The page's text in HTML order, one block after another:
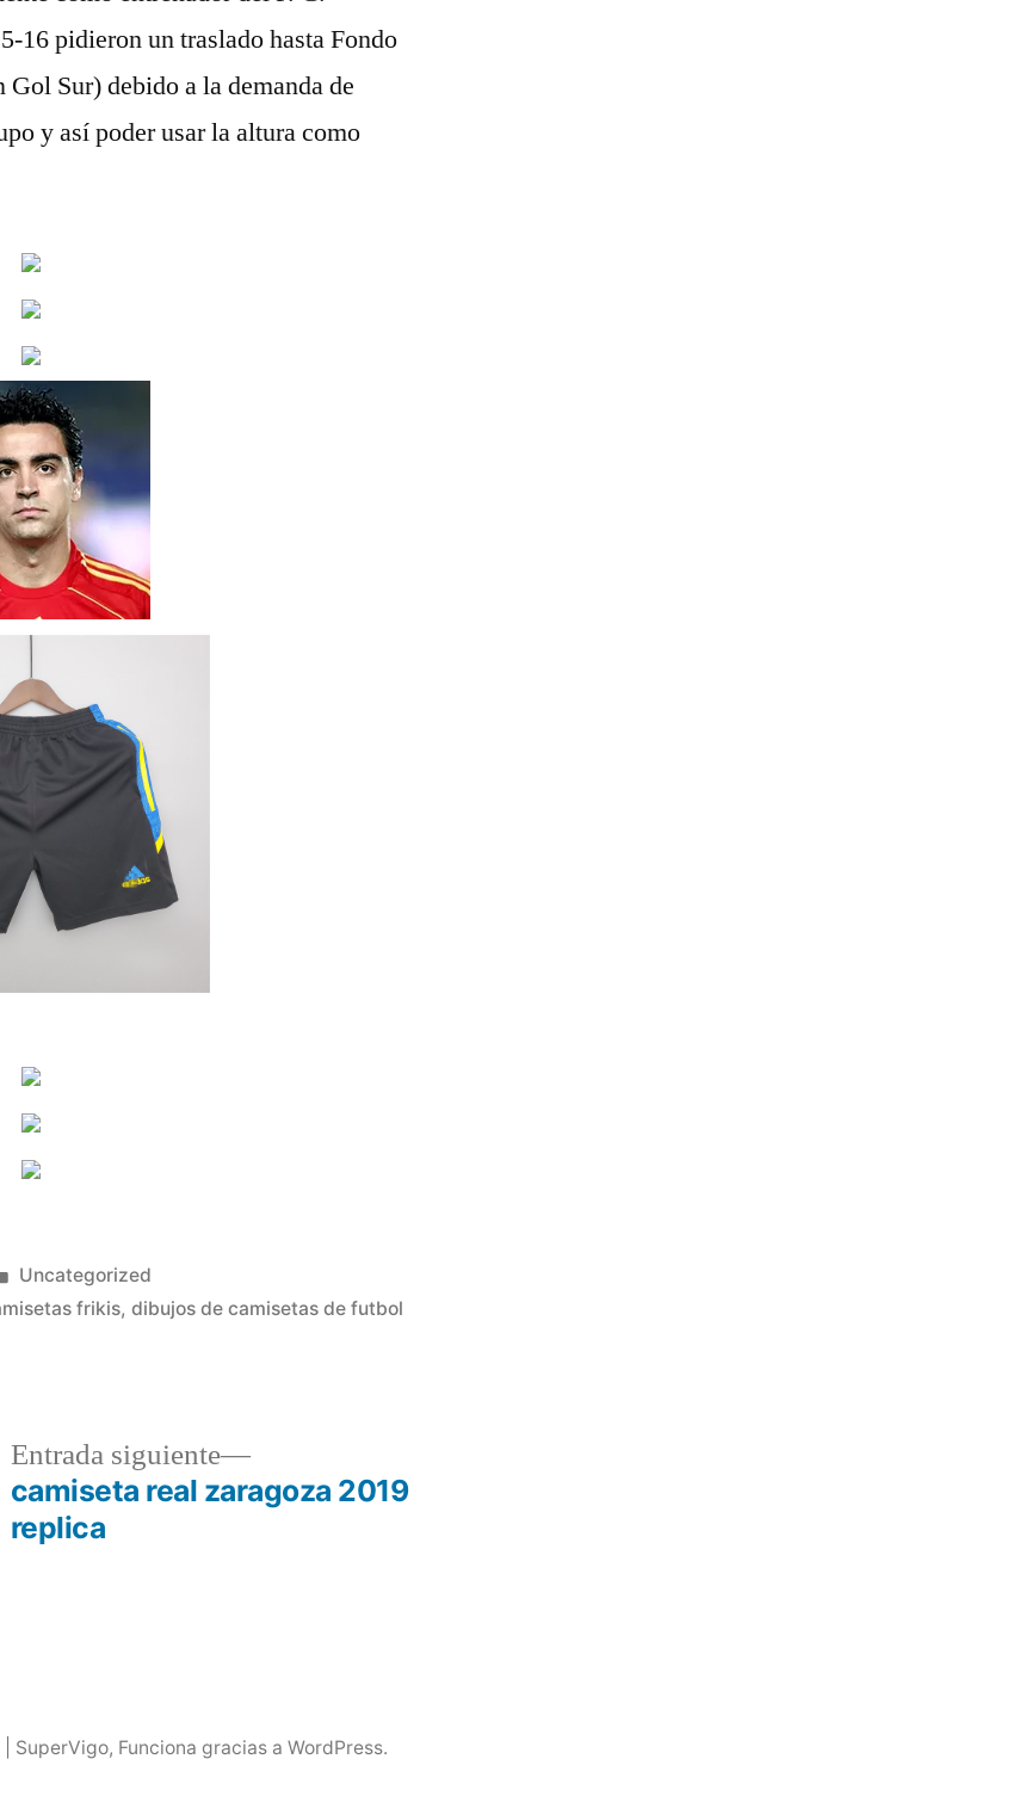
16 pidieron un traslado hasta Fondo
Sur) debido a la demanda de
y así poder usar la altura como
Publicado
en
Uncategorized
frikis,dibujos de camisetas de futbol
Entrada siguiente
Entrada
siguiente:
camiseta real zaragoza 2019
replica
| SuperVigo, Funciona gracias a WordPress.